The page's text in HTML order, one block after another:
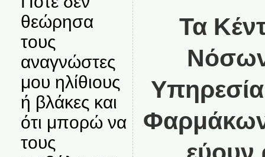
θεώρησα
τους
αναγνώστες
μου ηλίθιους
ή βλάκες και
ότι μπορώ να
τους
Τα